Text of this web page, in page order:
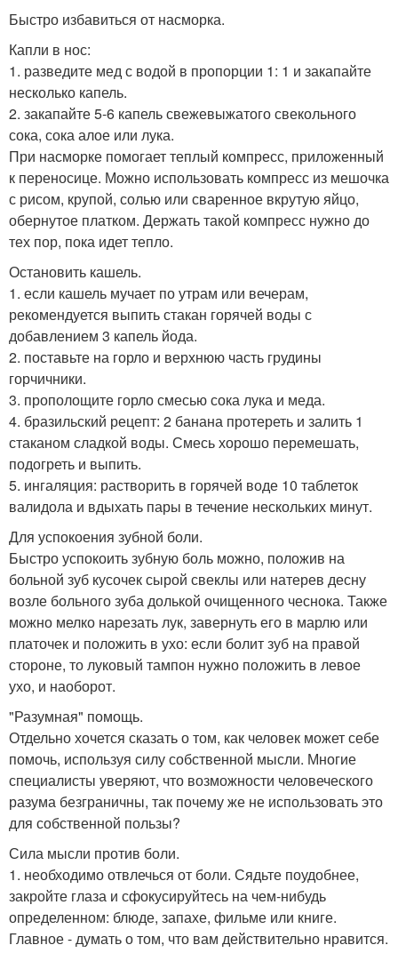
Быстро избавиться от насморка.
Капли в нос:
1. разведите мед с водой в пропорции 1: 1 и закапайте
несколько капель.
2. закапайте 5-6 капель свежевыжатого свекольного
сока, сока алое или лука.
При насморке помогает теплый компресс, приложенный
к переносице. Можно использовать компресс из мешочка
с рисом, крупой, солью или сваренное вкрутую яйцо,
обернутое платком. Держать такой компресс нужно до
тех пор, пока идет тепло.
Остановить кашель.
1. если кашель мучает по утрам или вечерам,
рекомендуется выпить стакан горячей воды с
добавлением 3 капель йода.
2. поставьте на горло и верхнюю часть грудины
горчичники.
3. прополощите горло смесью сока лука и меда.
4. бразильский рецепт: 2 банана протереть и залить 1
стаканом сладкой воды. Смесь хорошо перемешать,
подогреть и выпить.
5. ингаляция: растворить в горячей воде 10 таблеток
валидола и вдыхать пары в течение нескольких минут.
Для успокоения зубной боли.
Быстро успокоить зубную боль можно, положив на
больной зуб кусочек сырой свеклы или натерев десну
возле больного зуба долькой очищенного чеснока. Также
можно мелко нарезать лук, завернуть его в марлю или
платочек и положить в ухо: если болит зуб на правой
стороне, то луковый тампон нужно положить в левое
ухо, и наоборот.
"Разумная" помощь.
Отдельно хочется сказать о том, как человек может себе
помочь, используя силу собственной мысли. Многие
специалисты уверяют, что возможности человеческого
разума безграничны, так почему же не использовать это
для собственной пользы?
Сила мысли против боли.
1. необходимо отвлечься от боли. Сядьте поудобнее,
закройте глаза и сфокусируйтесь на чем-нибудь
определенном: блюде, запахе, фильме или книге.
Главное - думать о том, что вам действительно нравится.